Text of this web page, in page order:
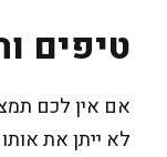
טיפים
אם אין לכם
לא ייתן את